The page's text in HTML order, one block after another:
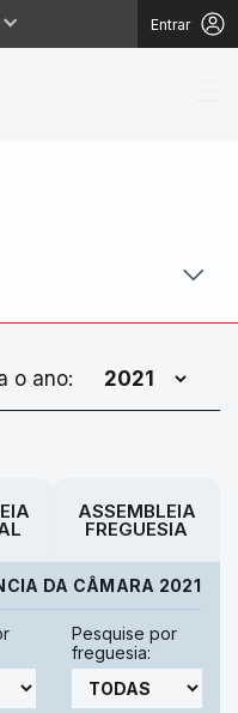
Entrar
o ano:
ASSEMBLEIA
FREGUESIA
DA CÂMARA 2021
Pesquise por
freguesia: